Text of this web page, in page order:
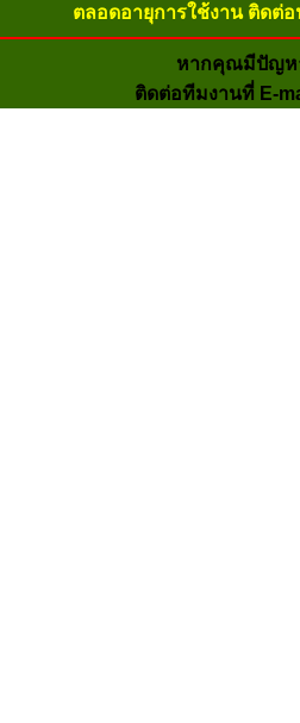
ตลอดอายุการใช้งาน ติดต่
หากคุณมีปัญห
ติดต่อทีมงานที่ E-